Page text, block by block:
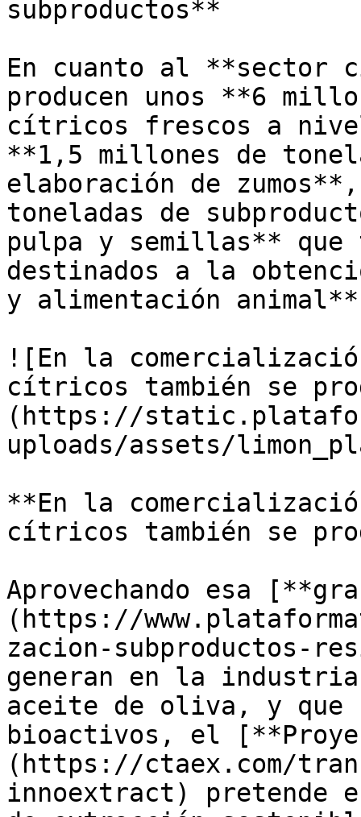
subproductos**
En cuanto al **sector
producen unos **6
cítricos frescos a
**1,5 millones de
elaboración de
toneladas de
pulpa y semillas** que
destinados a la
y alimentación
![En la
cítricos también se
(https://
uploads/assets/
**En la
cítricos también se
Aprovechando esa
(https://
zacion-subproductos-
generan en la
aceite de oliva, y que
bioactivos, el
(https://ctaex.com/
innoextract) pretende